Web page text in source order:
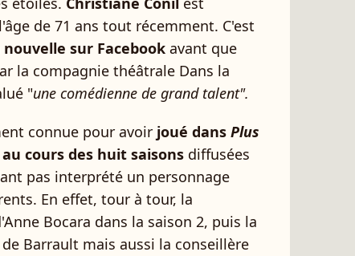
de 71 ans tout récemment. C'est
sur Facebook avant que
la compagnie théâtrale Dans la
"une comédienne de grand talent".
connue pour avoir joué dans Plus
cours des huit saisons diffusées
pas interprété un personnage
En effet, tour à tour, la
Bocara dans la saison 2, puis la
Barrault mais aussi la conseillère